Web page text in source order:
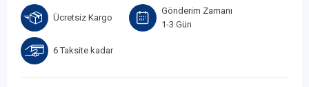
Ücretsiz Kargo
Gönderim Zamanı
1-3 Gün
6 Taksite kadar